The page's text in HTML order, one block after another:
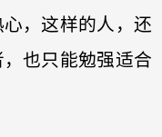
，这样的人，还
也只能勉强适合